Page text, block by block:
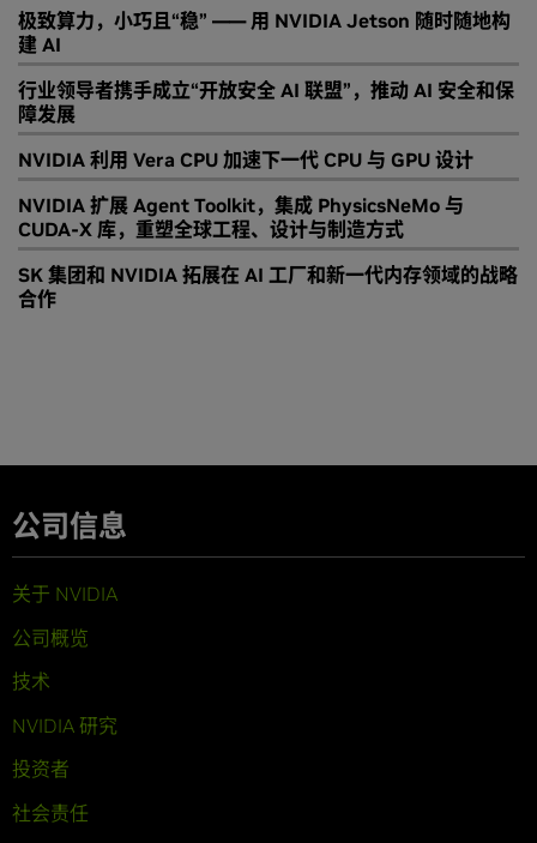
极致算力，小巧且“稳” —— 用 NVIDIA Jetson 随时随地构
建 AI
行业领导者携手成立“开放安全 AI 联盟”，推动 AI 安全和保
障发展
NVIDIA 利用 Vera CPU 加速下一代 CPU 与 GPU 设计
NVIDIA 扩展 Agent Toolkit，集成 PhysicsNeMo 与
CUDA-X 库，重塑全球工程、设计与制造方式
SK 集团和 NVIDIA 拓展在 AI 工厂和新一代内存领域的战略
合作
公司信息
关于 NVIDIA
公司概览
技术
NVIDIA 研究
投资者
社会责任